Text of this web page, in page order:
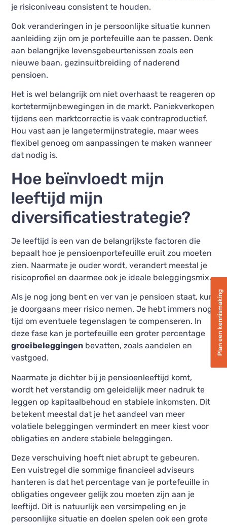
Plan een kennismaking
je risiconiveau consistent te houden.
Ook veranderingen in je persoonlijke situatie kunnen
aanleiding zijn om je portefeuille aan te passen. Denk
aan belangrijke levensgebeurtenissen zoals een
nieuwe baan, gezinsuitbreiding of naderend
pensioen.
Het is wel belangrijk om niet overhaast te reageren op
kortetermijnbewegingen in de markt. Paniekverkopen
tijdens een marktcorrectie is vaak contraproductief.
Hou vast aan je langetermijnstrategie, maar wees
flexibel genoeg om aanpassingen te maken wanneer
dat nodig is.
Hoe beïnvloedt mijn
leeftijd mijn
diversificatiestrategie?
Je leeftijd is een van de belangrijkste factoren die
bepaalt hoe je pensioenportefeuille eruit zou moeten
zien. Naarmate je ouder wordt, verandert meestal je
risicoprofiel en daarmee ook je ideale beleggingsmix.
Als je nog jong bent en ver van je pensioen staat, kun
je doorgaans meer risico nemen. Je hebt immers nog
tijd om eventuele tegenslagen te compenseren. In
deze fase kan je portefeuille een groter percentage
groeibeleggingen bevatten, zoals aandelen en
vastgoed.
Naarmate je dichter bij je pensioenleeftijd komt,
wordt het verstandig om geleidelijk meer nadruk te
leggen op kapitaalbehoud en stabiele inkomsten. Dit
betekent meestal dat je het aandeel van meer
volatiele beleggingen vermindert en meer kiest voor
obligaties en andere stabiele beleggingen.
Deze verschuiving hoeft niet abrupt te gebeuren.
Een vuistregel die sommige financieel adviseurs
hanteren is dat het percentage van je portefeuille in
obligaties ongeveer gelijk zou moeten zijn aan je
leeftijd. Dit is natuurlijk een versimpeling en je
persoonlijke situatie en doelen spelen ook een grote